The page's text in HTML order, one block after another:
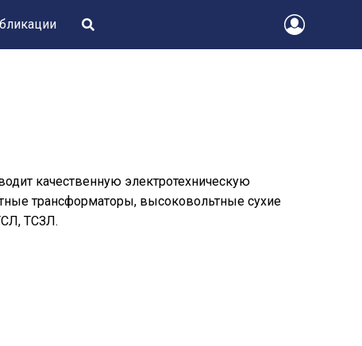
качественную электротехническую
трансформаторы, высоковольтные сухие
ТСЗЛ.